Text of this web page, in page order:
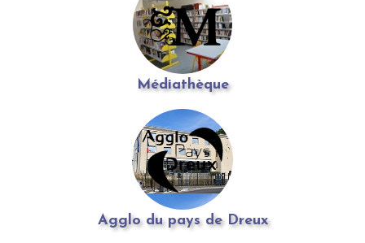
Médiathèque
Agglo du pays de Dreux